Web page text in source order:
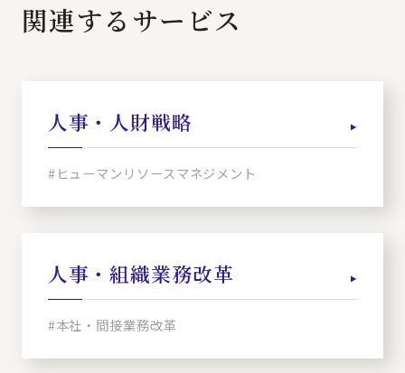
関連するサービス
人事・人財戦略
#ヒューマンリソースマネジメント
人事・組織業務改革
#本社・間接業務改革